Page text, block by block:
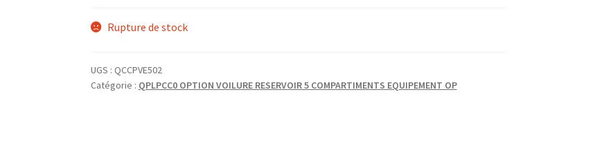
Rupture de stock
UGS : QCCPVE502
Catégorie : QPLPCC0 OPTION VOILURE RESERVOIR 5 COMPARTIMENTS EQUIPEMENT OP